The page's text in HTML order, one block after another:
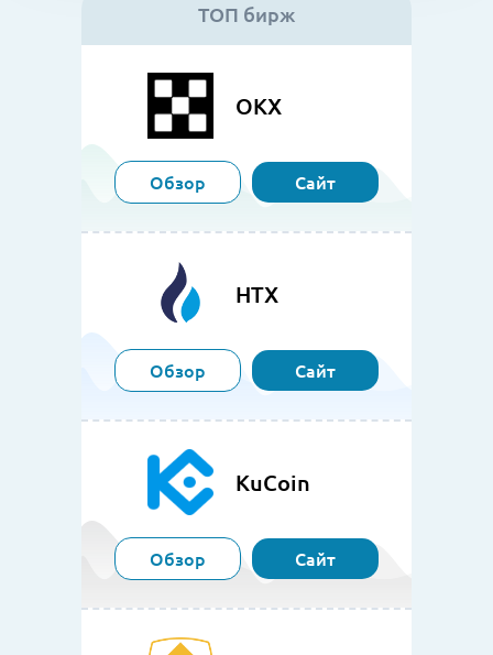
ТОП бирж
OKX
Обзор Сайт
HTX
Обзор Сайт
KuCoin
Обзор Сайт